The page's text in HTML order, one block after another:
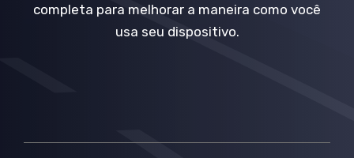
completa para melhorar a maneira como você
usa seu dispositivo.